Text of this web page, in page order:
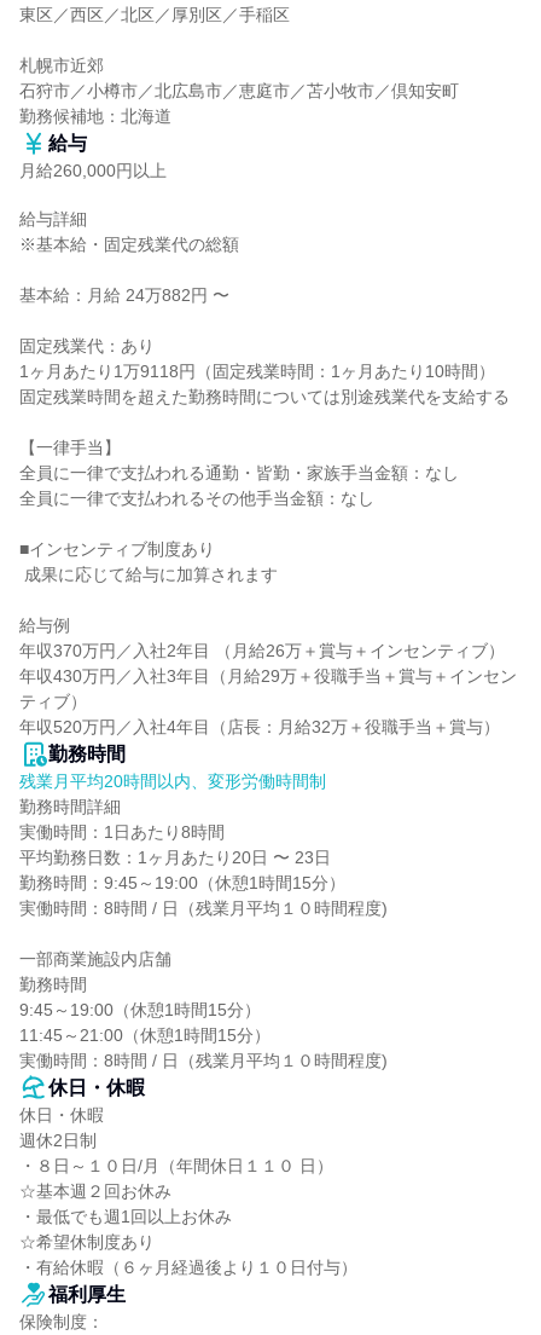
東区／西区／北区／厚別区／手稲区
札幌市近郊
石狩市／小樽市／北広島市／恵庭市／苫小牧市／倶知安町
勤務候補地：北海道
給与
月給260,000円以上
給与詳細
※基本給・固定残業代の総額
基本給：月給 24万882円 〜
固定残業代：あり
1ヶ月あたり1万9118円（固定残業時間：1ヶ月あたり10時間）
固定残業時間を超えた勤務時間については別途残業代を支給する
【一律手当】
全員に一律で支払われる通勤・皆勤・家族手当金額：なし
全員に一律で支払われるその他手当金額：なし
■インセンティブ制度あり
給与例
年収370万円／入社2年目 （月給26万＋賞与＋インセンティブ）
年収430万円／入社3年目（月給29万＋役職手当＋賞与＋インセン
ティブ）
年収520万円／入社4年目（店長：月給32万＋役職手当＋賞与）
勤務時間
残業月平均20時間以内、変形労働時間制
勤務時間詳細
実働時間：1日あたり8時間
平均勤務日数：1ヶ月あたり20日 〜 23日
勤務時間：9:45～19:00（休憩1時間15分）
実働時間：8時間 / 日（残業月平均１０時間程度)
一部商業施設内店舗
勤務時間
9:45～19:00（休憩1時間15分）
11:45～21:00（休憩1時間15分）
実働時間：8時間 / 日（残業月平均１０時間程度)
休日・休暇
休日・休暇
週休2日制
・８日～１０日/月（年間休日１１０ 日）
☆基本週２回お休み
・最低でも週1回以上お休み
☆希望休制度あり
・有給休暇（６ヶ月経過後より１０日付与）
福利厚生
保険制度：